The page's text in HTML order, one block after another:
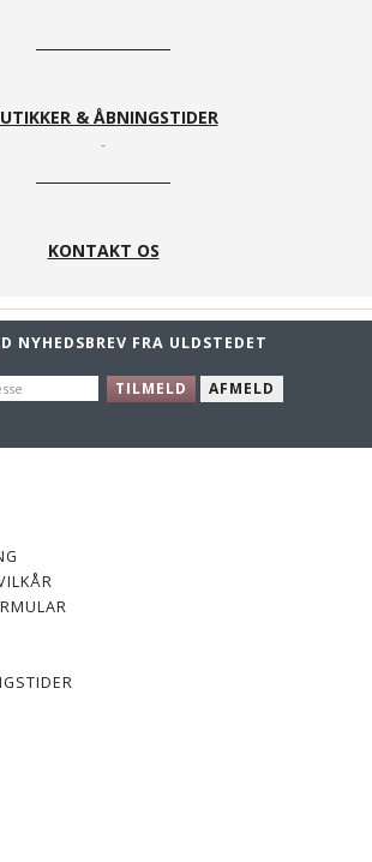
& ÅBNINGSTIDER
KONTAKT OS
NYHEDSBREV FRA ULDSTEDET
EMAIL-
ADRESSE
TILMELD AFMELD